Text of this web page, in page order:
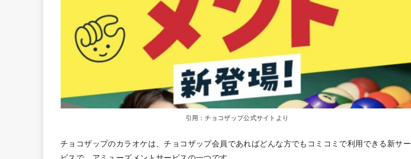
引用：チョコザップ公式サイトより
チョコザップのカラオケは、チョコザップ会員であればどんな方でもコミコミで利用できる新サー